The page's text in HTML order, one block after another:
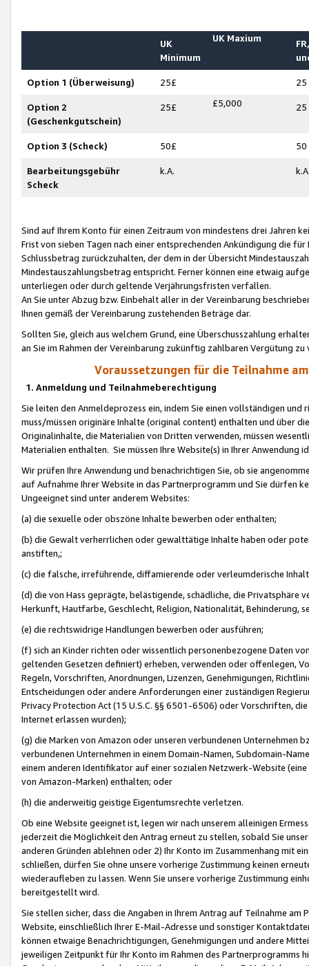
UK
Minimum
UK Maxium
Option 1 (Überweisung) 25£ 25
Option 2
(Geschenkgutschein)
25£ £5,000 25
Option 3 (Scheck) 50£ 50
Bearbeitungsgebühr
Scheck
k.A.
Sind auf Ihrem Konto für einen Zeitraum von mindestens drei Jahren
Frist von sieben Tagen nach einer entsprechenden Ankündigung die
Schlussbetrag zurückzuhalten, der dem in der Übersicht
Mindestauszahlungsbetrag entspricht. Ferner können eine etwaig
unterliegen oder durch geltende Verjährungsfristen verfallen.
An Sie unter Abzug bzw. Einbehalt aller in der Vereinbarung
Ihnen gemäß der Vereinbarung zustehenden Beträge dar.
Sollten Sie, gleich aus welchem Grund, eine Überschusszahlung
an Sie im Rahmen der Vereinbarung zukünftig zahlbaren Vergütung zu
Voraussetzungen für die Teilnahme
1. Anmeldung und Teilnahmeberechtigung
Sie leiten den Anmeldeprozess ein, indem Sie einen vollständigen
muss/müssen originäre Inhalte (original content) enthalten und über
Originalinhalte, die Materialien von Dritten verwenden, müssen
Materialien enthalten. Sie müssen Ihre Website(s) in Ihrer Anwendung
Wir prüfen Ihre Anwendung und benachrichtigen Sie, ob sie
auf Aufnahme Ihrer Website in das Partnerprogramm und Sie dürfen
Ungeeignet sind unter anderem Websites:
(a) die sexuelle oder obszöne Inhalte bewerben oder enthalten;
(b) die Gewalt verherrlichen oder gewalttätige Inhalte haben oder
anstiften,;
(c) die falsche, irreführende, diffamierende oder verleumderische
(d) die von Hass geprägte, belästigende, schädliche, die Privatsphäre
Herkunft, Hautfarbe, Geschlecht, Religion, Nationalität, Behinderung,
(e) die rechtswidrige Handlungen bewerben oder ausführen;
(f) sich an Kinder richten oder wissentlich personenbezogene Daten
geltenden Gesetzen definiert) erheben, verwenden oder offenlegen,
Regeln, Vorschriften, Anordnungen, Lizenzen, Genehmigungen,
Entscheidungen oder andere Anforderungen einer zuständigen
Privacy Protection Act (15 U.S.C. §§ 6501-6506) oder Vorschriften,
Internet erlassen wurden);
(g) die Marken von Amazon oder unseren verbundenen Unternehmen
verbundenen Unternehmen in einem Domain-Namen, Subdomain-
einem anderen Identifikator auf einer sozialen Netzwerk-Website
von Amazon-Marken) enthalten; oder
(h) die anderweitig geistige Eigentumsrechte verletzen.
Ob eine Website geeignet ist, legen wir nach unserem alleinigen
jederzeit die Möglichkeit den Antrag erneut zu stellen, sobald Sie
anderen Gründen ablehnen oder 2) Ihr Konto im Zusammenhang mit
schließen, dürfen Sie ohne unsere vorherige Zustimmung keinen
wiederaufleben zu lassen. Wenn Sie unsere vorherige Zustimmung
bereitgestellt wird.
Sie stellen sicher, dass die Angaben in Ihrem Antrag auf Teilnahme
Website, einschließlich Ihrer E-Mail-Adresse und sonstiger
können etwaige Benachrichtigungen, Genehmigungen und andere
jeweiligen Zeitpunkt für Ihr Konto im Rahmen des Partnerprogramms